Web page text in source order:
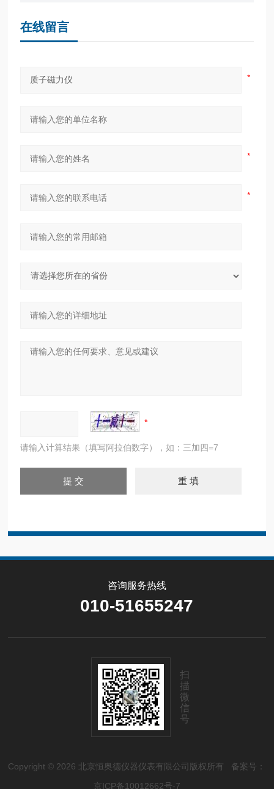
在线留言
请输入计算结果（填写阿拉伯数字），如：三加四=7
咨询服务热线
010-51655247
扫
描
微
信
号
Copyright © 2026 北京恒奥德仪器仪表有限公司版权所有 备案号：
京ICP备10012662号-7